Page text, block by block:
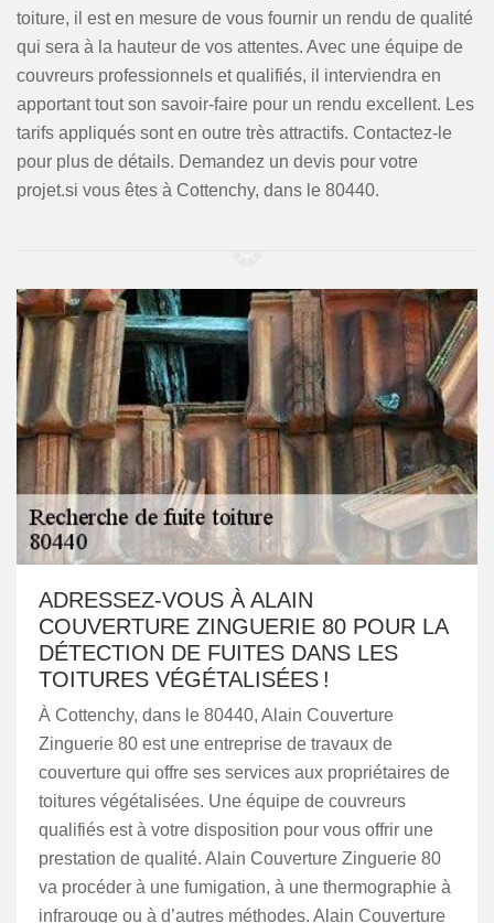
toiture, il est en mesure de vous fournir un rendu de qualité
qui sera à la hauteur de vos attentes. Avec une équipe de
couvreurs professionnels et qualifiés, il interviendra en
apportant tout son savoir-faire pour un rendu excellent. Les
tarifs appliqués sont en outre très attractifs. Contactez-le
pour plus de détails. Demandez un devis pour votre
projet.si vous êtes à Cottenchy, dans le 80440.
ADRESSEZ-VOUS À ALAIN
COUVERTURE ZINGUERIE 80 POUR LA
DÉTECTION DE FUITES DANS LES
TOITURES VÉGÉTALISÉES !
À Cottenchy, dans le 80440, Alain Couverture
Zinguerie 80 est une entreprise de travaux de
couverture qui offre ses services aux propriétaires de
toitures végétalisées. Une équipe de couvreurs
qualifiés est à votre disposition pour vous offrir une
prestation de qualité. Alain Couverture Zinguerie 80
va procéder à une fumigation, à une thermographie à
infrarouge ou à d’autres méthodes. Alain Couverture